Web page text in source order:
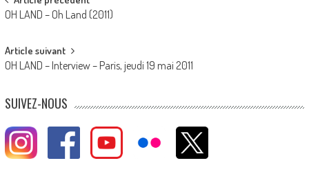
navigation
OH LAND – Oh Land (2011)
Article suivant
OH LAND – Interview – Paris, jeudi 19 mai 2011
SUIVEZ-NOUS